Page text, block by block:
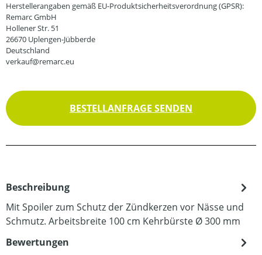
Herstellerangaben gemäß EU-Produktsicherheitsverordnung (GPSR):
Remarc GmbH
Hollener Str. 51
26670 Uplengen-Jübberde
Deutschland
verkauf@remarc.eu
BESTELLANFRAGE SENDEN
Beschreibung
Mit Spoiler zum Schutz der Zündkerzen vor Nässe und
Schmutz. Arbeitsbreite 100 cm Kehrbürste Ø 300 mm
Bewertungen